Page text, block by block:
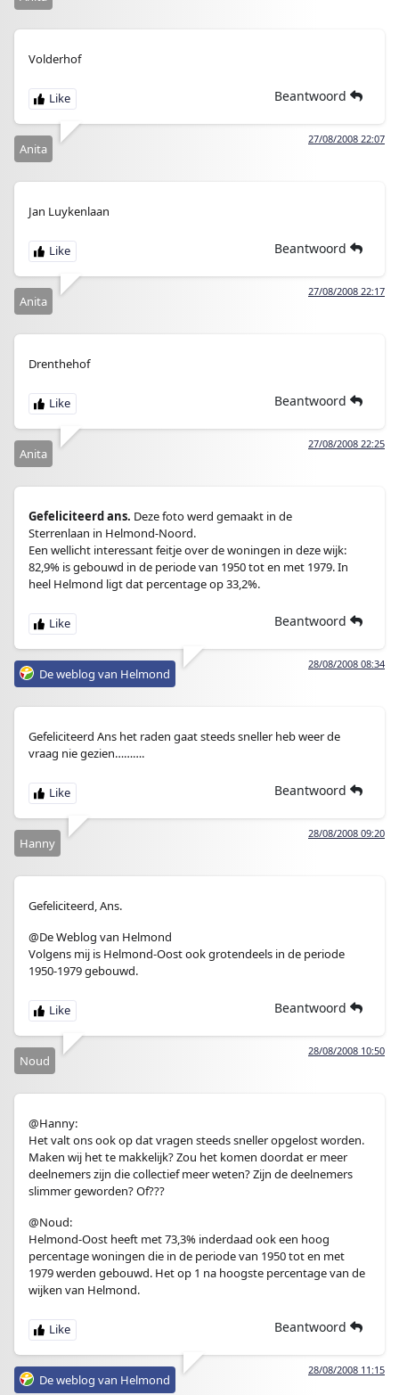
Volderhof
Beantwoord
27/08/2008 22:07
Anita
Jan Luykenlaan
Beantwoord
27/08/2008 22:17
Anita
Drenthehof
Beantwoord
27/08/2008 22:25
Anita
Gefeliciteerd ans. Deze foto werd gemaakt in de
Sterrenlaan in Helmond-Noord.
Een wellicht interessant feitje over de woningen in deze wijk:
82,9% is gebouwd in de periode van 1950 tot en met 1979. In
heel Helmond ligt dat percentage op 33,2%.
Beantwoord
28/08/2008 08:34
De weblog van Helmond
Gefeliciteerd Ans het raden gaat steeds sneller heb weer de
vraag nie gezien……….
Beantwoord
28/08/2008 09:20
Hanny
Gefeliciteerd, Ans.
@De Weblog van Helmond
Volgens mij is Helmond-Oost ook grotendeels in de periode
1950-1979 gebouwd.
Beantwoord
28/08/2008 10:50
Noud
@Hanny:
Het valt ons ook op dat vragen steeds sneller opgelost worden.
Maken wij het te makkelijk? Zou het komen doordat er meer
deelnemers zijn die collectief meer weten? Zijn de deelnemers
slimmer geworden? Of???
@Noud:
Helmond-Oost heeft met 73,3% inderdaad ook een hoog
percentage woningen die in de periode van 1950 tot en met
1979 werden gebouwd. Het op 1 na hoogste percentage van de
wijken van Helmond.
Beantwoord
28/08/2008 11:15
De weblog van Helmond